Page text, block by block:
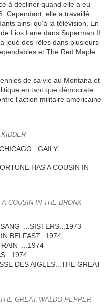
à décliner quand elle a eu
Cependant, elle a travaillé
ainsi qu'à la télévision. En
Lios Lane dans Superman II:
joué des rôles dans plusieurs
et The Red Maple
de sa vie au Montana et
en tant que démocrate
l'action militaire américaine
HAS A COUSIN IN
COUSIN IN THE BRONX
...SISTERS...1973
BELFAST...1974
...1974
DES AIGLES...THE GREAT
GREAT WALDO PEPPER